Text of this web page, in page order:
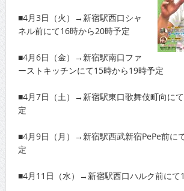
■4月3日（火）→新宿駅西口シャ
ネル前にて16時から20時予定
■4月6日（金）→新宿駅南口ファ
ーストキッチンにて15時から19時予定
■4月7日（土）→新宿駅東口歌舞伎町向に
定
■4月9日（月）→新宿駅西武新宿PePe前に
定
■4月11日（水）→新宿駅西口ハルク前にて